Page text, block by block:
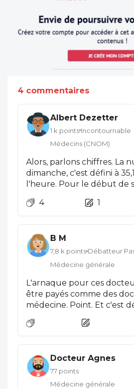
4 commentaires
Albert Dezetter
1 k points Incontournable
Médecins (CNOM)
Alors, parlons chiffres. La
dimanche, c'est défini à
l'heure. Pour le début de
l'heure. Et 50 seulement
régulation. Quelle
ridicules par rapport à la
des actes exécutés par
quand même de niveau
peintre, c'est entre 50 et
l'heure hors taxes et aux
bureau seulement. Ainsi l'Etat prolonge
les études afin
médicale, mais ne
budget nécessaire à ses
4
1
B M
7,8 k points Débatteur
Médecine générale
L'arnaque pour ces docteurs: Ils
être payés comme des
médecine. Point. Et c'est déjà trop peu par
moindre responsabilités et
étude. Ca suffit cet Etat
Docteur Agnes
77 points
Médecine générale